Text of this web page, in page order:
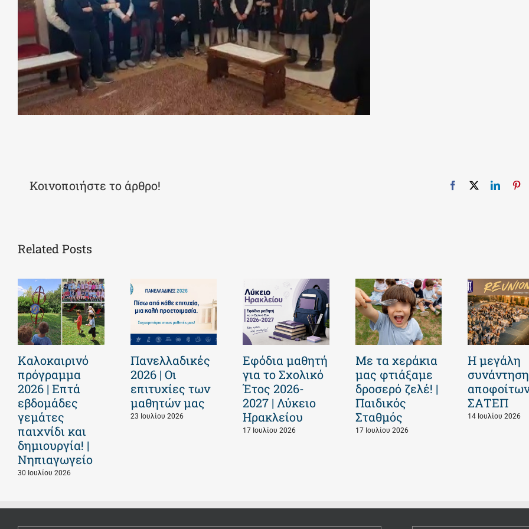
Κοινοποιήστε το άρθρο! Facebook
X
Related Posts
Καλοκαιρινό
πρόγραμμα
2026 | Επτά
εβδομάδες
γεμάτες
παιχνίδι και
δημιουργία! |
Νηπιαγωγείο
30 Ιουλίου 2026
Πανελλαδικές
2026 | Οι
επιτυχίες των
μαθητών μας
23 Ιουλίου 2026
Εφόδια μαθητή
για το Σχολικό
Έτος 2026-
2027 | Λύκειο
Ηρακλείου
17 Ιουλίου 2026
Με τα χεράκια
μας φτιάξαμε
δροσερό ζελέ! |
Παιδικός
Σταθμός
17 Ιουλίου 2026
Η μεγάλη
ΣΑΤΕΠ
14 Ιουλίου 2026